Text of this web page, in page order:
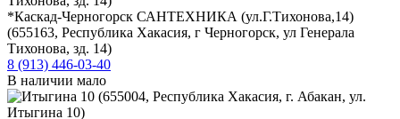
*Каскад-Черногорск САНТЕХНИКА (ул.Г.Тихонова,14)
(655163, Республика Хакасия, г Черногорск, ул Генерала
Тихонова, зд. 14)
8 (913) 446-03-40
В наличии мало